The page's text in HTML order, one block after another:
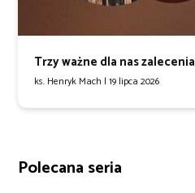
Trzy ważne dla nas zalecenia
ks. Henryk Mach | 19 lipca 2026
Polecana seria